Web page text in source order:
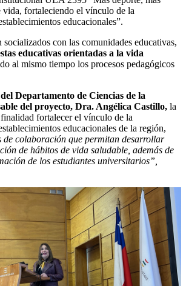
vida, fortaleciendo el vínculo de la
educacionales”.
con las comunidades educativas,
educativas orientadas a la vida
al mismo tiempo los procesos pedagógicos
Departamento de Ciencias de la
del proyecto, Dra. Angélica Castillo, la
fortalecer el vínculo de la
educacionales de la región,
de colaboración que permitan desarrollar
de hábitos de vida saludable, además de
de los estudiantes universitarios”,